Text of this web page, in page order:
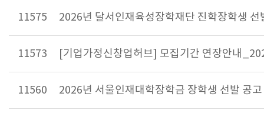
11575 2026년 달서인재육성장학재단 진학장학생 선
11573 [기업가정신창업허브] 모집기간 연장안내
11560 2026년 서울인재대학장학금 장학생 선발 공고